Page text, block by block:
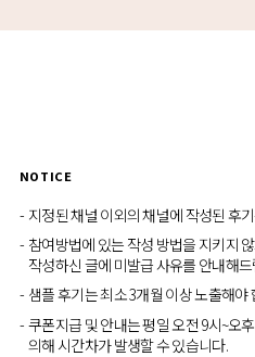
NOTICE
지정된 채널 이외의 채널에 작성된 후
참여방법에 있는 작성 방법을 지키지
작성하신 글에 미발급 사유를 안내해
샘플 후기는 최소 3개월 이상 노출해야
쿠폰지급 및 안내는 평일 오전 9시~오
의해 시간차가 발생할 수 있습니다.